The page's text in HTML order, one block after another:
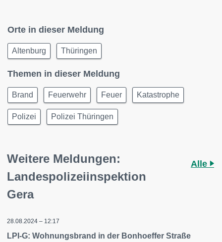
Orte in dieser Meldung
Altenburg Thüringen
Themen in dieser Meldung
Brand Feuerwehr Feuer Katastrophe
Polizei Polizei Thüringen
Weitere Meldungen:
Landespolizeiinspektion
Gera
Alle
28.08.2024 – 12:17
LPI-G: Wohnungsbrand in der Bonhoeffer Straße